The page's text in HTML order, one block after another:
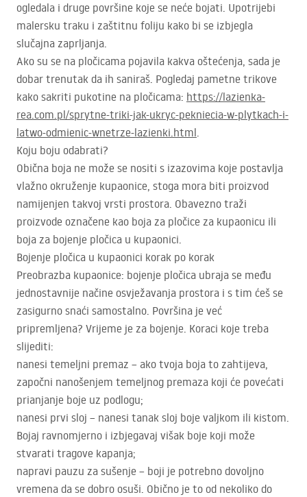
ogledala i druge površine koje se neće bojati. Upotrijebi
malersku traku i zaštitnu foliju kako bi se izbjegla
slučajna zaprljanja.
Ako su se na pločicama pojavila kakva oštećenja, sada je
dobar trenutak da ih saniraš. Pogledaj pametne trikove
kako sakriti pukotine na pločicama: https://lazienka-
rea.com.pl/sprytne-triki-jak-ukryc-pekniecia-w-plytkach-i-
latwo-odmienic-wnetrze-lazienki.html.
Koju boju odabrati?
Obična boja ne može se nositi s izazovima koje postavlja
vlažno okruženje kupaonice, stoga mora biti proizvod
namijenjen takvoj vrsti prostora. Obavezno traži
proizvode označene kao boja za pločice za kupaonicu ili
boja za bojenje pločica u kupaonici.
Bojenje pločica u kupaonici korak po korak
Preobrazba kupaonice: bojenje pločica ubraja se među
jednostavnije načine osvježavanja prostora i s tim ćeš se
zasigurno snaći samostalno. Površina je već
pripremljena? Vrijeme je za bojenje. Koraci koje treba
slijediti:
nanesi temeljni premaz – ako tvoja boja to zahtijeva,
započni nanošenjem temeljnog premaza koji će povećati
prianjanje boje uz podlogu;
nanesi prvi sloj – nanesi tanak sloj boje valjkom ili kistom.
Bojaj ravnomjerno i izbjegavaj višak boje koji može
stvarati tragove kapanja;
napravi pauzu za sušenje – boji je potrebno dovoljno
vremena da se dobro osuši. Obično je to od nekoliko do